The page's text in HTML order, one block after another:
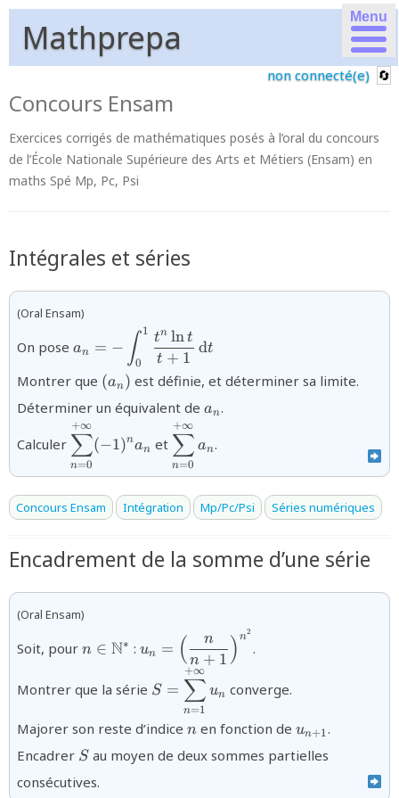
Menu
Mathprepa
non connecté(e)
Concours Ensam
Exercices corrigés de mathématiques posés à l’oral du concours
de l’École Nationale Supérieure des Arts et Métiers (Ensam) en
maths Spé Mp, Pc, Psi
Intégrales et séries
(Oral Ensam)
On pose
{a_{n}=-
\displaystyle\int_{0}^{1}\dfrac{t^{n}\ln
t}{t+1}\,\text{d}t}
an = − ∫0
1
t + 1
tn lnt
dt
Montrer que {(a_{n})}
(an ) est définie, et déterminer sa limite.
Déterminer un équivalent de {a_{n}}
an.
Calculer
{\displaystyle\sum_{n=0}^{+\infty}
(-1)^{n}a_{n}}
n=0
∑
+∞
(−1)nan et
n=0
∑
+∞
an.
Concours Ensam Intégration Mp/Pc/Psi Séries numériques
Encadrement de la somme d’une série
(Oral Ensam)
Soit, pour
{n\in\mathbb{N}^*}
n ∈ N∗ :
{u_n=\Bigl(\dfrac{n}
{n+1}\Bigr)^{n^2}}
un = ( n + 1
n ) n2
.
Montrer que la série S =
n=1
∑
+∞
un converge.
Majorer son reste d’indice {n}
nen fonction de {u_{n+1}}
un+1 .
Encadrer {S}
Sau moyen de deux sommes partielles
consécutives.